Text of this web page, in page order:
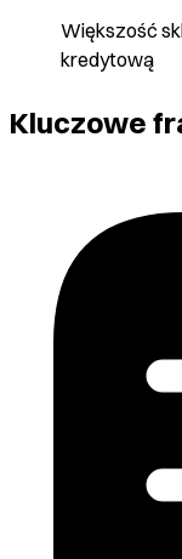
Większość
kredytową
Kluczowe